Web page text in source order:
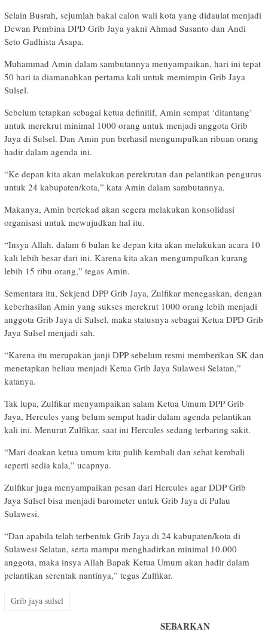
Selain Busrah, sejumlah bakal calon wali kota yang didaulat menjadi
Dewan Pembina DPD Grib Jaya yakni Ahmad Susanto dan Andi
Seto Gadhista Asapa.
Muhammad Amin dalam sambutannya menyampaikan, hari ini tepat
50 hari ia diamanahkan pertama kali untuk memimpin Grib Jaya
Sulsel.
Sebelum tetapkan sebagai ketua definitif, Amin sempat ‘ditantang’
untuk merekrut minimal 1000 orang untuk menjadi anggota Grib
Jaya di Sulsel. Dan Amin pun berhasil mengumpulkan ribuan orang
hadir dalam agenda ini.
“Ke depan kita akan melakukan perekrutan dan pelantikan pengurus
untuk 24 kabupaten/kota,” kata Amin dalam sambutannya.
Makanya, Amin bertekad akan segera melakukan konsolidasi
organisasi untuk mewujudkan hal itu.
“Insya Allah, dalam 6 bulan ke depan kita akan melakukan acara 10
kali lebih besar dari ini. Karena kita akan mengumpulkan kurang
lebih 15 ribu orang,” tegas Amin.
Sementara itu, Sekjend DPP Grib Jaya, Zulfikar menegaskan, dengan
keberhasilan Amin yang sukses merekrut 1000 orang lebih menjadi
anggota Grib Jaya di Sulsel, maka statusnya sebagai Ketua DPD Grib
Jaya Sulsel menjadi sah.
“Karena itu merupakan janji DPP sebelum resmi memberikan SK dan
menetapkan beliau menjadi Ketua Grib Jaya Sulawesi Selatan,”
katanya.
Tak lupa, Zulfikar menyampaikan salam Ketua Umum DPP Grib
Jaya, Hercules yang belum sempat hadir dalam agenda pelantikan
kali ini. Menurut Zulfikar, saat ini Hercules sedang terbaring sakit.
“Mari doakan ketua umum kita pulih kembali dan sehat kembali
seperti sedia kala,” ucapnya.
Zulfikar juga menyampaikan pesan dari Hercules agar DDP Grib
Jaya Sulsel bisa menjadi barometer untuk Grib Jaya di Pulau
Sulawesi.
“Dan apabila telah terbentuk Grib Jaya di 24 kabupaten/kota di
Sulawesi Selatan, serta mampu menghadirkan minimal 10.000
anggota, maka insya Allah Bapak Ketua Umum akan hadir dalam
pelantikan serentak nantinya,” tegas Zulfikar.
Grib jaya sulsel
SEBARKAN